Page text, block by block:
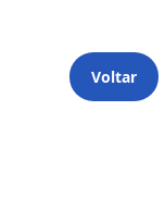
Voltar